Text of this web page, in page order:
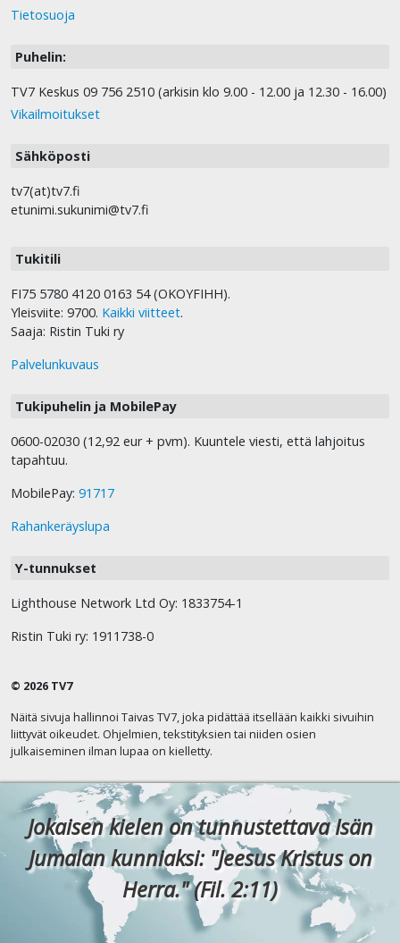
Tietosuoja
Puhelin:
TV7 Keskus 09 756 2510 (arkisin klo 9.00 - 12.00 ja 12.30 - 16.00)
Vikailmoitukset
Sähköposti
tv7(at)tv7.fi
etunimi.sukunimi@tv7.fi
Tukitili
FI75 5780 4120 0163 54 (OKOYFIHH).
Yleisviite: 9700. Kaikki viitteet.
Saaja: Ristin Tuki ry
Palvelunkuvaus
Tukipuhelin ja MobilePay
0600-02030 (12,92 eur + pvm). Kuuntele viesti, että lahjoitus
tapahtuu.
MobilePay: 91717
Rahankeräyslupa
Y-tunnukset
Lighthouse Network Ltd Oy: 1833754-1
Ristin Tuki ry: 1911738-0
© 2026 TV7
Näitä sivuja hallinnoi Taivas TV7, joka pidättää itsellään kaikki sivuihin
liittyvät oikeudet. Ohjelmien, tekstityksien tai niiden osien
julkaiseminen ilman lupaa on kielletty.
Jokaisen kielen on tunnustettava Isän
Jumalan kunniaksi: "Jeesus Kristus on
Herra." (Fil. 2:11)